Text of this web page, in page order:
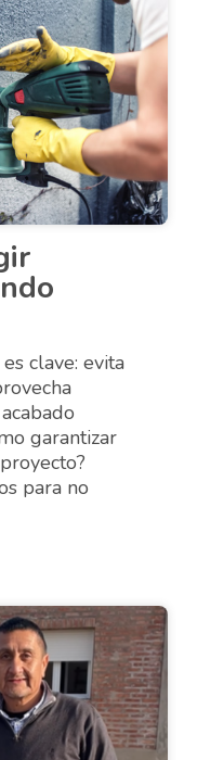
clave: evita
garantizar
para no